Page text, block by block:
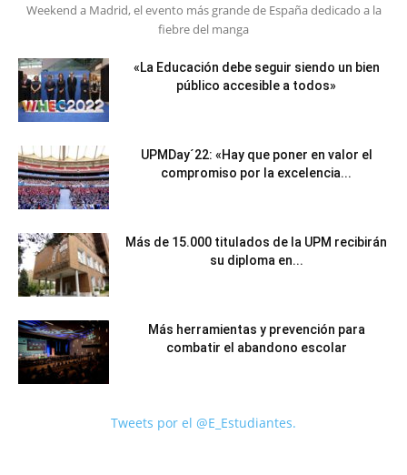
Weekend a Madrid, el evento más grande de España dedicado a la
fiebre del manga
«La Educación debe seguir siendo un bien
público accesible a todos»
UPMDay´22: «Hay que poner en valor el
compromiso por la excelencia...
Más de 15.000 titulados de la UPM recibirán
su diploma en...
Más herramientas y prevención para
combatir el abandono escolar
Tweets por el @E_Estudiantes.